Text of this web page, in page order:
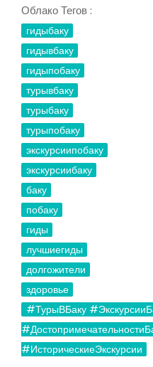
Облако Тегов :
гидыбаку
гидывбаку
гидыпобаку
турывбаку
турыбаку
турыпобаку
экскурсиипобаку
экскурсиибаку
баку
побаку
гиды
лучшиегиды
долгожители
здоровье
#ТурыВБаку
#ИсторическиеЭкскурсии